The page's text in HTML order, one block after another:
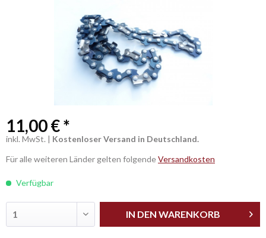
11,00 € *
inkl. MwSt. | Kostenloser Versand in Deutschland.
Für alle weiteren Länder gelten folgendeVersandkosten
Verfügbar
IN DEN WARENKORB